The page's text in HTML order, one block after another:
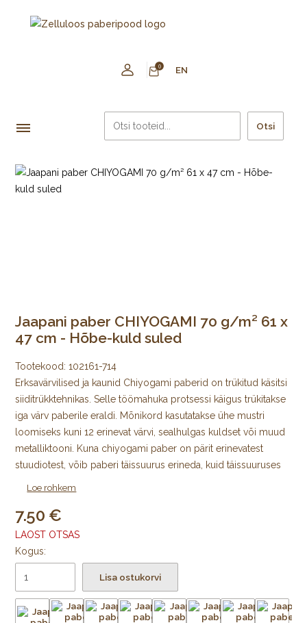
0 EN
Otsi
Jaapani paber CHIYOGAMI 70 g/m² 61 x
47 cm - Hõbe-kuld suled
Tootekood: 102161-714
Erksavärvilised ja kaunid Chiyogami paberid on trükitud käsitsi
siiditrükktehnikas. Selle töömahuka protsessi käigus trükitakse
iga värv paberile eraldi. Mõnikord kasutatakse ühe mustri
loomiseks kuni 12 erinevat värvi, sealhulgas kuldset või muud
metalliktooni. Kuna chiyogami paber on pärit erinevatest
stuudiotest, võib paberi täissuurus erineda, kuid täissuuruses
lehe mustriline ala on alati 64 × 98 cm, mida ümbritseb igast
Algselt Edo ajastul välja töötatud jaapani värviliste
kujundustega mooruspuupaberid trükiti puulõigete abil
väikeste kodutarvikute katmiseks ja pabernukkude
meisterdamiseks. Tänapäeval trükitakse Chiyogamit kõikjal
Jaapanis käsitsi siiditrükis väikestes stuudiotes. Trükkimiseks
kasutatakse pleekimiskindlaid pigmente. Uusi mustreid, nii
Loe rohkem
7.50
LAOST OTSAS
Kogus:
Lisa ostukorvi